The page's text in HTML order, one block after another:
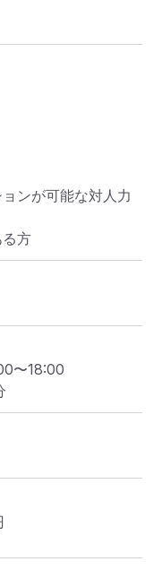
ンが可能な対人力
方
〜18:00